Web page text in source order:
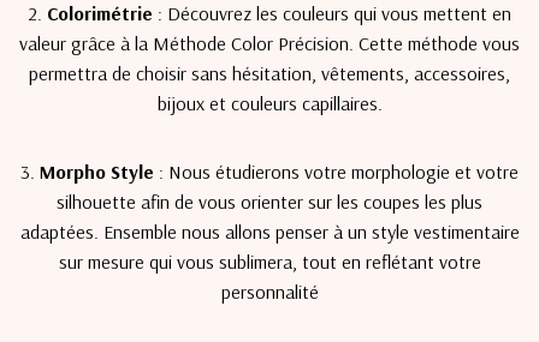
2. Colorimétrie : Découvrez les couleurs qui vous mettent en
valeur grâce à la Méthode Color Précision. Cette méthode vous
permettra de choisir sans hésitation, vêtements, accessoires,
bijoux et couleurs capillaires.
3. Morpho Style : Nous étudierons votre morphologie et votre
silhouette afin de vous orienter sur les coupes les plus
adaptées. Ensemble nous allons penser à un style vestimentaire
sur mesure qui vous sublimera, tout en reflétant votre
personnalité